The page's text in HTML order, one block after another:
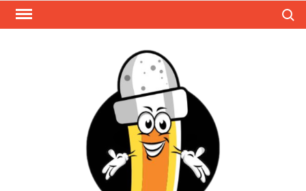
Skip